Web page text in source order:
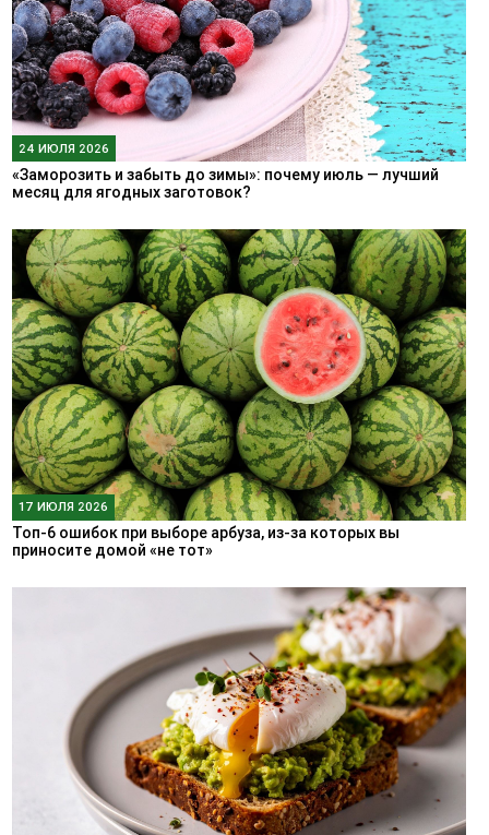
24 ИЮЛЯ 2026
«Заморозить и забыть до зимы»: почему июль — лучший
месяц для ягодных заготовок?
17 ИЮЛЯ 2026
Топ-6 ошибок при выборе арбуза, из-за которых вы
приносите домой «не тот»